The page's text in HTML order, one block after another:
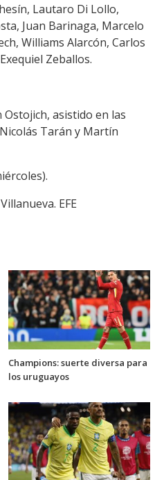
Lautaro Di Lollo,
Juan Barinaga, Marcelo
Williams Alarcón, Carlos
Zeballos.
asistido en las
Tarán y Martín
EFE
Champions: suerte diversa para
los uruguayos